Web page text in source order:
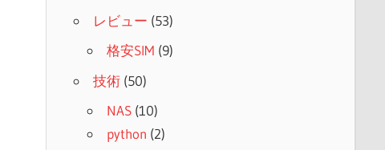
レビュー (53)
格安SIM (9)
技術(50)
NAS(10)
python (2)